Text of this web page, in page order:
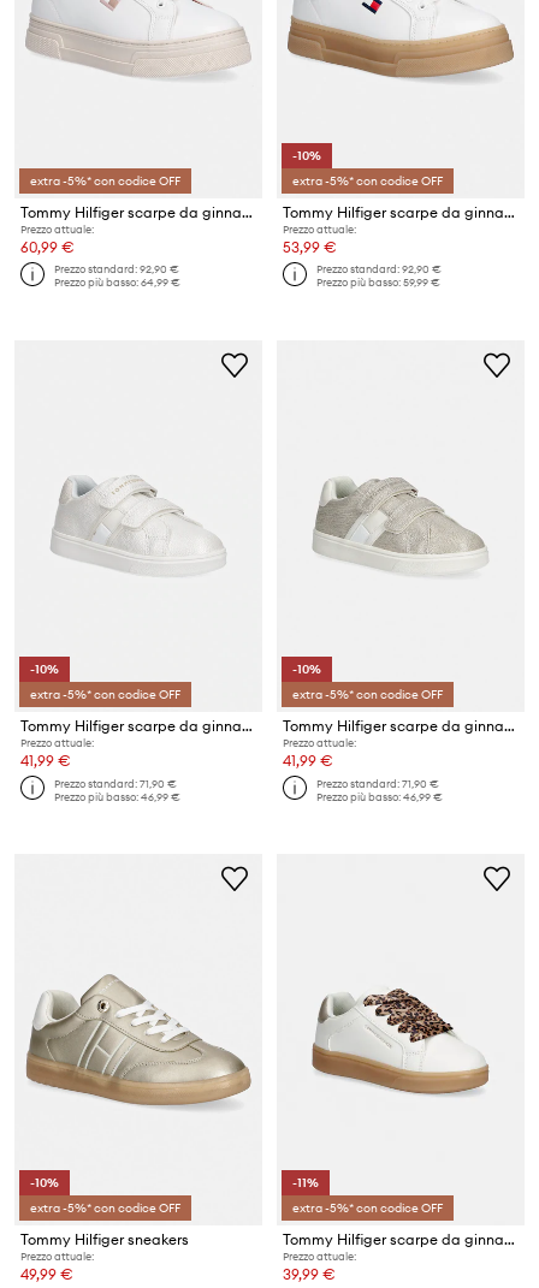
extra -5%* con codice OFF
Tommy Hilfiger scarpe da ginnastica per bambini
Prezzo attuale:
60,99 €
Prezzo standard:92,90 €
Prezzo più basso:64,99 €
-10%
extra -5%* con codice OFF
Tommy Hilfiger scarpe da ginnastica per bambini
Prezzo attuale:
53,99 €
Prezzo standard:92,90 €
Prezzo più basso:59,99 €
-10%
extra -5%* con codice OFF
Tommy Hilfiger scarpe da ginnastica per bambini
Prezzo attuale:
41,99 €
Prezzo standard:71,90 €
Prezzo più basso:46,99 €
-10%
extra -5%* con codice OFF
Tommy Hilfiger scarpe da ginnastica per bambini
Prezzo attuale:
41,99 €
Prezzo standard:71,90 €
Prezzo più basso:46,99 €
-10%
extra -5%* con codice OFF
Tommy Hilfiger sneakers
Prezzo attuale:
49,99 €
-11%
extra -5%* con codice OFF
Tommy Hilfiger scarpe da ginnastica per bambini
Prezzo attuale:
39,99 €